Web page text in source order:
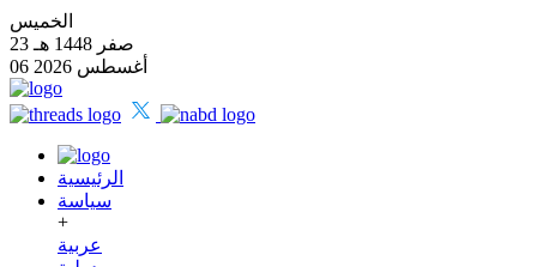
الخميس
23 صفر 1448 هـ
06 أغسطس 2026
الرئيسية
سياسة
+
عربية